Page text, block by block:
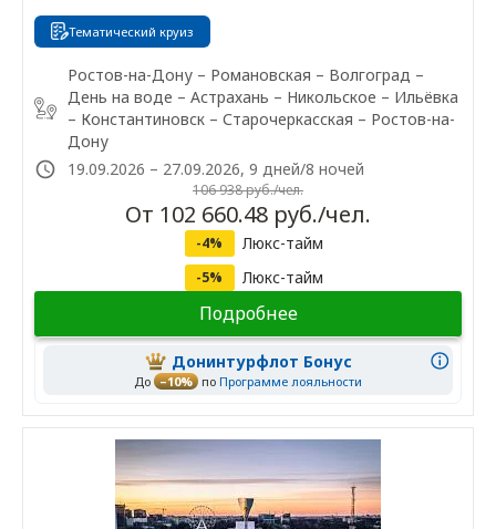
Тематический круиз
Ростов-на-Дону – Романовская – Волгоград –
День на воде – Астрахань – Никольское – Ильёвка
– Константиновск – Старочеркасская – Ростов-на-
Дону
19.09.2026 – 27.09.2026, 9 дней/8 ночей
106 938 руб./чел.
От 102 660.48 руб./чел.
-4% Люкс-тайм
-5% Люкс-тайм
Подробнее
Донинтурфлот Бонус
До –10% по Программе лояльности